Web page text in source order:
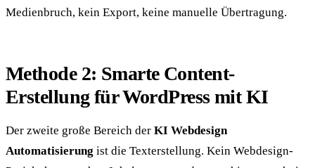
Medienbruch, kein Export, keine manuelle Übertragung.
Methode 2: Smarte Content-
Erstellung für WordPress mit KI
Der zweite große Bereich der KI Webdesign
Automatisierung ist die Texterstellung. Kein Webdesign-